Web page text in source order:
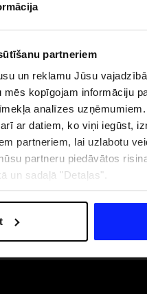
partneriem
un reklamu Jūsu
kopīgojam informāciju
analīzes
ar datiem, ko viņi iegūst,
partneriem, lai uzlabotu
partneru piedāvātos
un sadaļā "Detaļas".
tenisa un padela kolekcija.
funkcionalitāte satiekas ar
stilu
4F TEAM LOJALITĀTES